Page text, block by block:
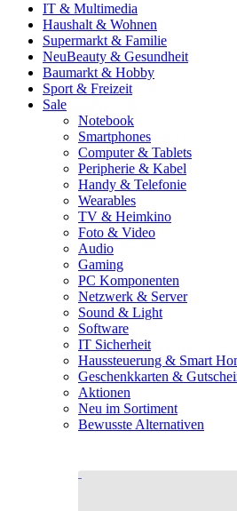
IT & Multimedia
Haushalt & Wohnen
Supermarkt & Familie
NeuBeauty & Gesundheit
Baumarkt & Hobby
Sport & Freizeit
Sale
Notebook
Smartphones
Computer & Tablets
Peripherie & Kabel
Handy & Telefonie
Wearables
TV & Heimkino
Foto & Video
Audio
Gaming
PC Komponenten
Netzwerk & Server
Sound & Light
Software
IT Sicherheit
Haussteuerung & Smart
Geschenkkarten &
Aktionen
Neu im Sortiment
Bewusste Alternativen